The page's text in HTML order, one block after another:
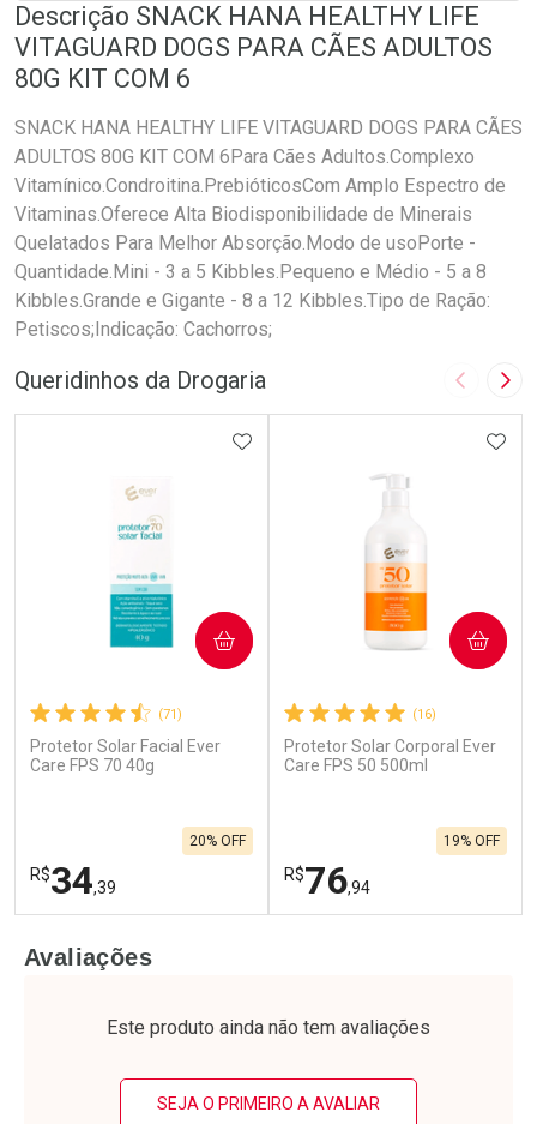
Descrição SNACK HANA HEALTHY LIFE
VITAGUARD DOGS PARA CÃES ADULTOS
80G KIT COM 6
SNACK HANA HEALTHY LIFE VITAGUARD DOGS PARA CÃES
ADULTOS 80G KIT COM 6Para Cães Adultos.Complexo
Vitamínico.Condroitina.PrebióticosCom Amplo Espectro de
Vitaminas.Oferece Alta Biodisponibilidade de Minerais
Quelatados Para Melhor Absorção.Modo de usoPorte -
Quantidade.Mini - 3 a 5 Kibbles.Pequeno e Médio - 5 a 8
Kibbles.Grande e Gigante - 8 a 12 Kibbles.Tipo de Ração:
Petiscos;Indicação: Cachorros;
Queridinhos da Drogaria Imagem
(71)
Protetor Solar Facial Ever
Care FPS 70 40g
R$34,39
20% OFF
ADICIONAR AOS FAVORITOS
COMPRAR
Laboratório
Por Menos
(16)
Protetor Solar Corporal Ever
Care FPS 50 500ml
R$76,94
19% OFF
COMPRAR
Laboratório
Por Menos
Avaliações
Este produto ainda não tem avaliações
SEJA O PRIMEIRO A AVALIAR